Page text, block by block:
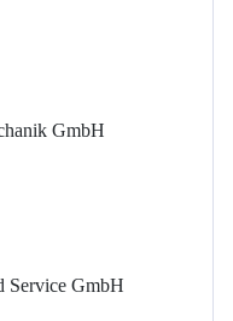
GmbH
Service GmbH